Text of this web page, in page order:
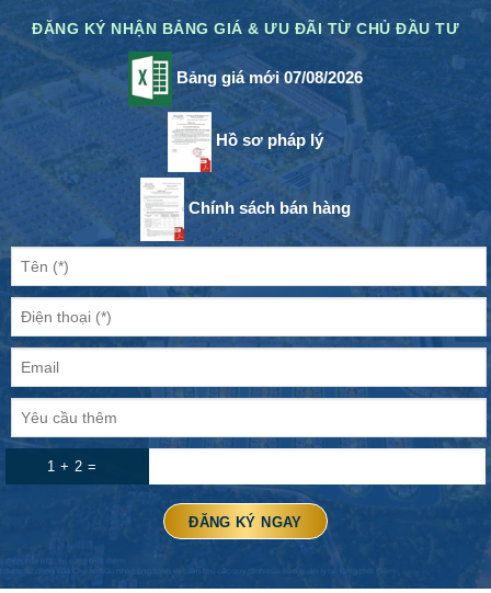
ĐĂNG KÝ NHẬN BẢNG GIÁ & ƯU ĐÃI TỪ CHỦ ĐẦU TƯ
Bảng giá mới 07/08/2026
Hồ sơ pháp lý
Chính sách bán hàng
1 + 2 =